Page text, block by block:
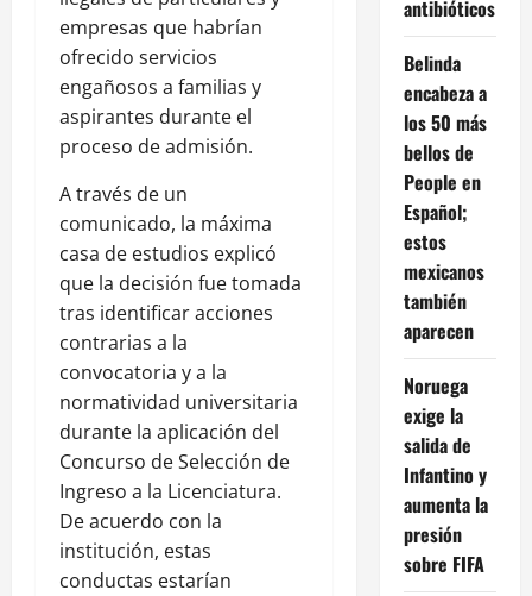
empresas que habrían
ofrecido servicios
engañosos a familias y
aspirantes durante el
proceso de admisión.
A través de un
comunicado, la máxima
casa de estudios explicó
que la decisión fue tomada
tras identificar acciones
contrarias a la
convocatoria y a la
normatividad universitaria
durante la aplicación del
Concurso de Selección de
Ingreso a la Licenciatura.
De acuerdo con la
institución, estas
conductas estarían
antibióticos
Belinda
encabeza a
los 50 más
bellos de
People en
Español;
estos
mexicanos
también
aparecen
Noruega
exige la
salida de
Infantino y
aumenta la
presión
sobre FIFA